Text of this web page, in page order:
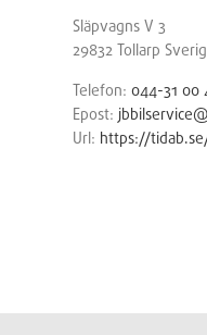
Släpvagns V 3
29832 Tollarp
Telefon: 044-31 00
Epost:
Url: https://